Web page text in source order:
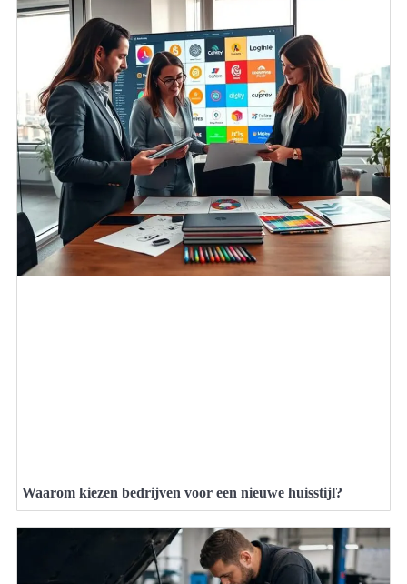
Waarom kiezen bedrijven voor een nieuwe huisstijl?